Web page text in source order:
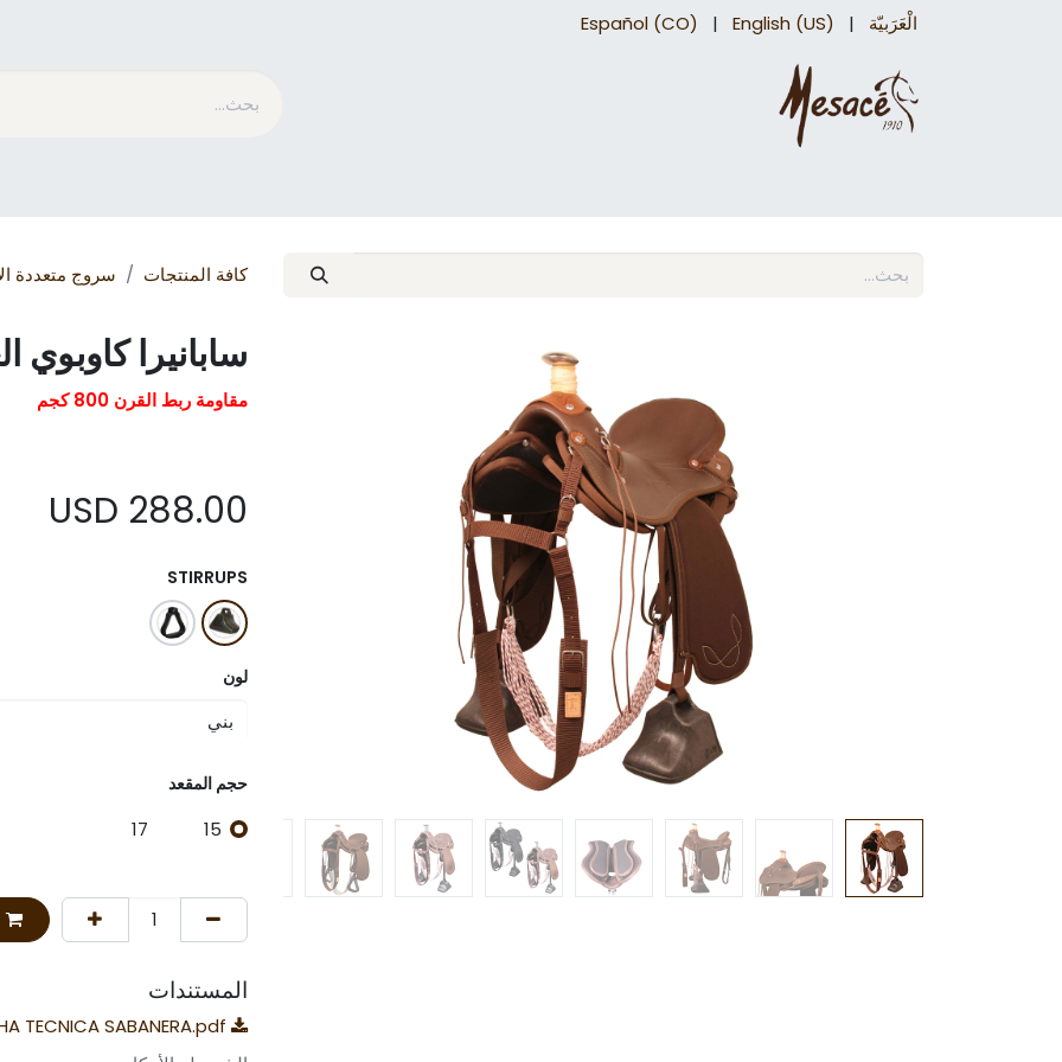
الْعَرَبيّة |
English (US)
|
Español (CO)
كافة المنتجات سروج متعددة
سابانيرا كاوبوي
مقاومة ربط القرن 800 كجم
USD 288.00
STIRRUPS
لون
حجم المقعد
15
17
المستندات